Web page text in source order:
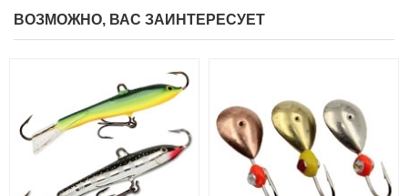
ВОЗМОЖНО, ВАС ЗАИНТЕРЕСУЕТ